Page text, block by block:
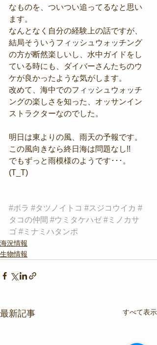
なものを、ついつい追ってるなと思い
ます。
なんとなく自分の経験上の話ですが、
結局そういうフィッシュウォッチング
の方が断然楽しいし、水中ガイドをし
ている時にも、ダイバーさんたちのウ
ケが良かったような気がします。
改めて、海中でのフィッシュウォッチ
ングの楽しさを知った、オッサンイン
ストラクターなのでした。
明日は東よりの風、雨天の予報です。
この風向きなら終日海は問題なし!!
でもずっと雨模様のようです･･･。
(T_T)
#ボラ #タツノイトコ #スジコウイカ #
タコの仲間 #ウミタケハゼ #ミノカサ
ゴ #ミナミハタンポ
海況情報
生物情報
最新記事 すべて表示